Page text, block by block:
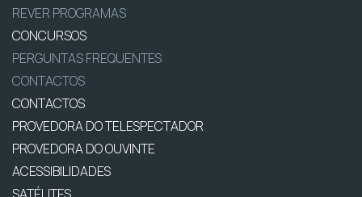
REVER PROGRAMAS
CONCURSOS
PERGUNTAS FREQUENTES
CONTACTOS
CONTACTOS
PROVEDORA DO TELESPECTADOR
PROVEDORA DO OUVINTE
ACESSIBILIDADES